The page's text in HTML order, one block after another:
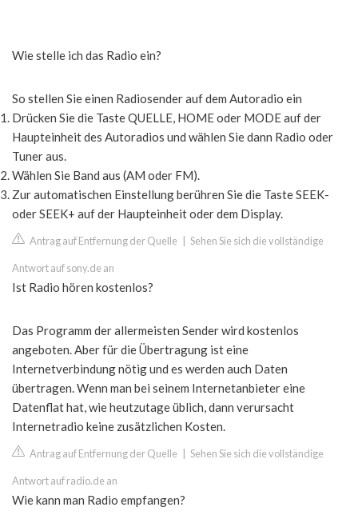
Wie stelle ich das Radio ein?
So stellen Sie einen Radiosender auf dem Autoradio ein
Drücken Sie die Taste QUELLE, HOME oder MODE auf der
Haupteinheit des Autoradios und wählen Sie dann Radio oder
Tuner aus.
Wählen Sie Band aus (AM oder FM).
Zur automatischen Einstellung berühren Sie die Taste SEEK-
oder SEEK+ auf der Haupteinheit oder dem Display.
Antrag auf Entfernung der Quelle Sehen Sie sich die vollständige
Antwort auf sony.de an
Ist Radio hören kostenlos?
Das Programm der allermeisten Sender wird kostenlos
angeboten. Aber für die Übertragung ist eine
Internetverbindung nötig und es werden auch Daten
übertragen. Wenn man bei seinem Internetanbieter eine
Datenflat hat, wie heutzutage üblich, dann verursacht
Internetradio keine zusätzlichen Kosten.
Antrag auf Entfernung der Quelle Sehen Sie sich die vollständige
Antwort auf radio.de an
Wie kann man Radio empfangen?